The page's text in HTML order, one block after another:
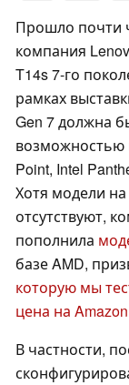
Прошло почти
компания
T14s 7-го
рамках
Gen 7 должна
возможностью
Point, Intel
Хотя модели на
отсутствуют,
пополнила
базе AMD,
которую мы
цена на
В частности,